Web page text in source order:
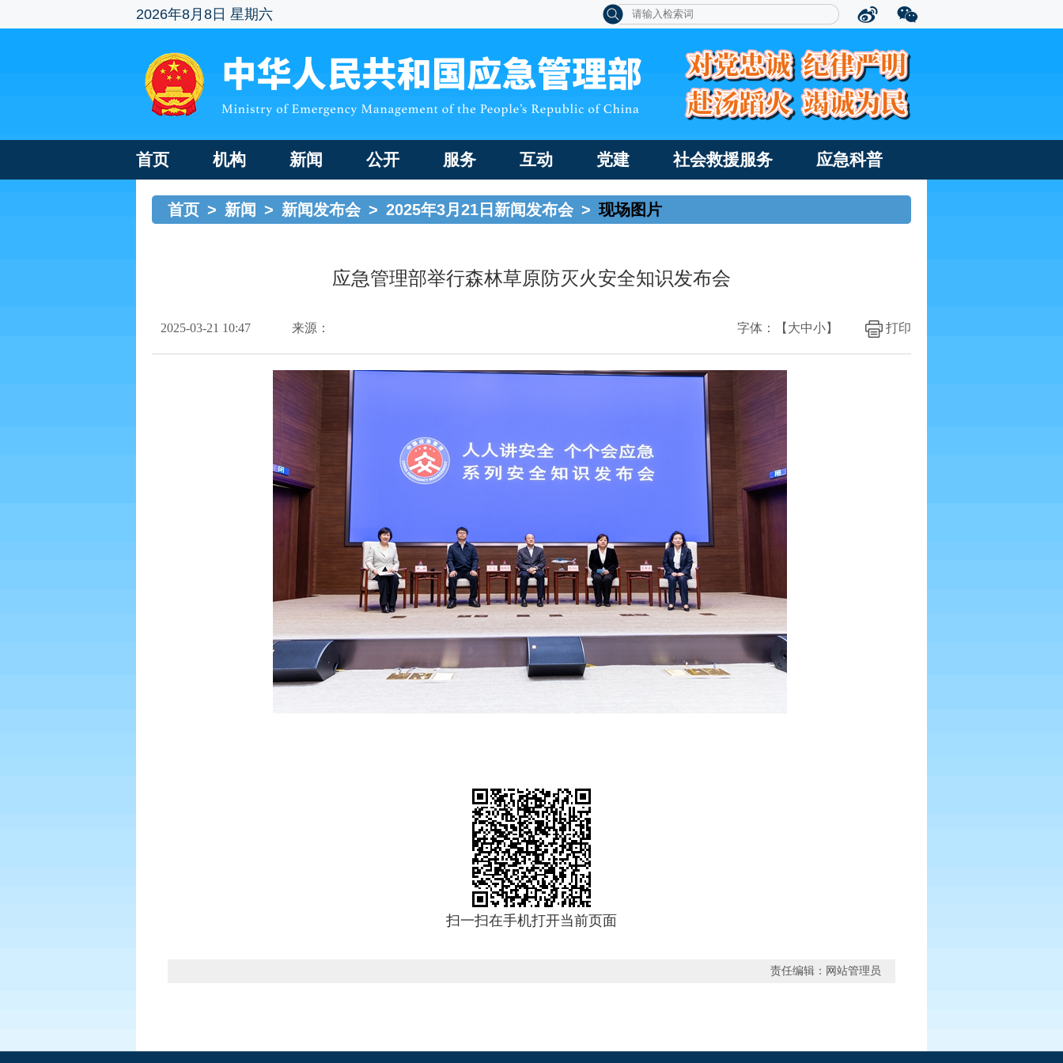
2026年8月8日 星期六
首页 机构 新闻 公开 服务 互动 党建 社会救援服务 应急科普
首页 > 新闻 > 新闻发布会 > 2025年3月21日新闻发布会 > 现场图片
应急管理部举行森林草原防灭火安全知识发布会
2025-03-21 10:47 来源： 打印
字体：【 大中小】
扫一扫在手机打开当前页面
责任编辑：网站管理员